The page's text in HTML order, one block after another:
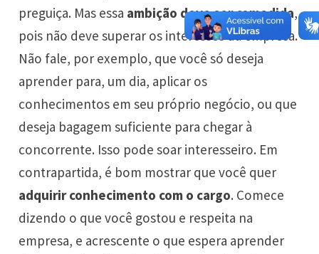
preguiça. Mas essa ambição deve ser comedida,
pois não deve superar os interesses da empresa.
Não fale, por exemplo, que você só deseja
aprender para, um dia, aplicar os
conhecimentos em seu próprio negócio, ou que
deseja bagagem suficiente para chegar à
concorrente. Isso pode soar interesseiro. Em
contrapartida, é bom mostrar que você quer
adquirir conhecimento com o cargo. Comece
dizendo o que você gostou e respeita na
empresa, e acrescente o que espera aprender